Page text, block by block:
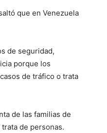
que en Venezuela
de seguridad,
porque los
de tráfico o trata
de las familias de
de personas.